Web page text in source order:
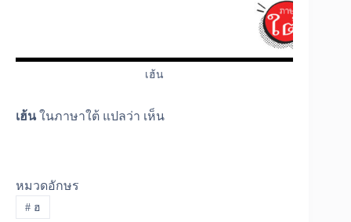
เฮ้น
เฮ้นในภาษาใต้ แปลว่า เห็น
หมวดอักษร
#ฮ